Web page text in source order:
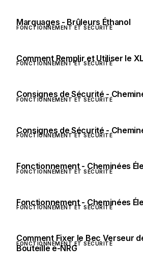
Marquages - Brûleurs Éthanol
FONCTIONNEMENT ET SÉCURITÉ
Comment Remplir et Utiliser le
FONCTIONNEMENT ET SÉCURITÉ
Consignes de Sécurité -
FONCTIONNEMENT ET SÉCURITÉ
Consignes de Sécurité -
FONCTIONNEMENT ET SÉCURITÉ
Fonctionnement - Cheminées
FONCTIONNEMENT ET SÉCURITÉ
Fonctionnement - Cheminées
FONCTIONNEMENT ET SÉCURITÉ
Comment Fixer le Bec Verseur
Bouteille e-NRG
FONCTIONNEMENT ET SÉCURITÉ